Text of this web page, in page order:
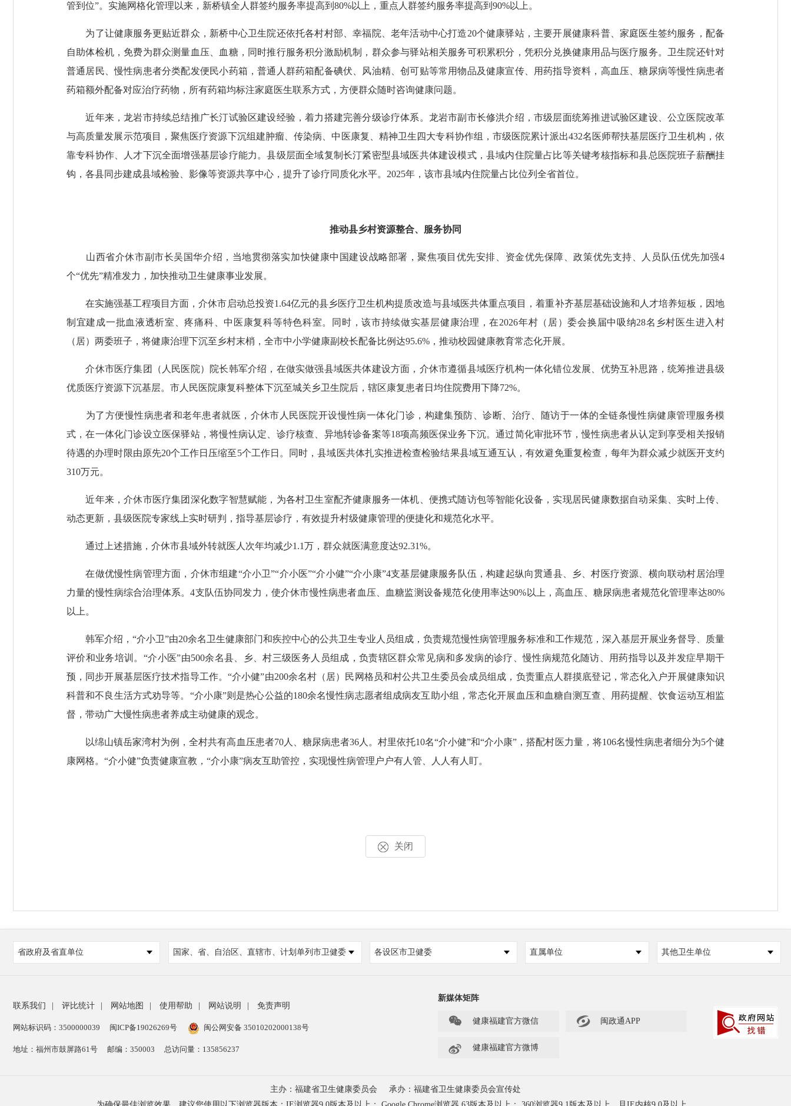
管到位”。实施网格化管理以来，新桥镇全人群签约服务率提高到80%以上，重点人群签约服务率提高到90%以上。
为了让健康服务更贴近群众，新桥中心卫生院还依托各村村部、幸福院、老年活动中心打造20个健康驿站，主要开展健康科普、家庭医生签约服务，配备
自助体检机，免费为群众测量血压、血糖，同时推行服务积分激励机制，群众参与驿站相关服务可积累积分，凭积分兑换健康用品与医疗服务。卫生院还针对
普通居民、慢性病患者分类配发便民小药箱，普通人群药箱配备碘伏、风油精、创可贴等常用物品及健康宣传、用药指导资料，高血压、糖尿病等慢性病患者
药箱额外配备对应治疗药物，所有药箱均标注家庭医生联系方式，方便群众随时咨询健康问题。
近年来，龙岩市持续总结推广长汀试验区建设经验，着力搭建完善分级诊疗体系。龙岩市副市长修洪介绍，市级层面统筹推进试验区建设、公立医院改革
与高质量发展示范项目，聚焦医疗资源下沉组建肿瘤、传染病、中医康复、精神卫生四大专科协作组，市级医院累计派出432名医师帮扶基层医疗卫生机构，依
靠专科协作、人才下沉全面增强基层诊疗能力。县级层面全域复制长汀紧密型县域医共体建设模式，县域内住院量占比等关键考核指标和县总医院班子薪酬挂
钩，各县同步建成县域检验、影像等资源共享中心，提升了诊疗同质化水平。2025年，该市县域内住院量占比位列全省首位。
推动县乡村资源整合、服务协同
山西省介休市副市长吴国华介绍，当地贯彻落实加快健康中国建设战略部署，聚焦项目优先安排、资金优先保障、政策优先支持、人员队伍优先加强4
个“优先”精准发力，加快推动卫生健康事业发展。
在实施强基工程项目方面，介休市启动总投资1.64亿元的县乡医疗卫生机构提质改造与县域医共体重点项目，着重补齐基层基础设施和人才培养短板，因地
制宜建成一批血液透析室、疼痛科、中医康复科等特色科室。同时，该市持续做实基层健康治理，在2026年村（居）委会换届中吸纳28名乡村医生进入村
（居）两委班子，将健康治理下沉至乡村末梢，全市中小学健康副校长配备比例达95.6%，推动校园健康教育常态化开展。
介休市医疗集团（人民医院）院长韩军介绍，在做实做强县域医共体建设方面，介休市遵循县域医疗机构一体化错位发展、优势互补思路，统筹推进县级
优质医疗资源下沉基层。市人民医院康复科整体下沉至城关乡卫生院后，辖区康复患者日均住院费用下降72%。
为了方便慢性病患者和老年患者就医，介休市人民医院开设慢性病一体化门诊，构建集预防、诊断、治疗、随访于一体的全链条慢性病健康管理服务模
式，在一体化门诊设立医保驿站，将慢性病认定、诊疗核查、异地转诊备案等18项高频医保业务下沉。通过简化审批环节，慢性病患者从认定到享受相关报销
待遇的办理时限由原先20个工作日压缩至5个工作日。同时，县域医共体扎实推进检查检验结果县域互通互认，有效避免重复检查，每年为群众减少就医开支约
310万元。
近年来，介休市医疗集团深化数字智慧赋能，为各村卫生室配齐健康服务一体机、便携式随访包等智能化设备，实现居民健康数据自动采集、实时上传、
动态更新，县级医院专家线上实时研判，指导基层诊疗，有效提升村级健康管理的便捷化和规范化水平。
通过上述措施，介休市县域外转就医人次年均减少1.1万，群众就医满意度达92.31%。
在做优慢性病管理方面，介休市组建“介小卫”“介小医”“介小健”“介小康”4支基层健康服务队伍，构建起纵向贯通县、乡、村医疗资源、横向联动村居治理
力量的慢性病综合治理体系。4支队伍协同发力，使介休市慢性病患者血压、血糖监测设备规范化使用率达90%以上，高血压、糖尿病患者规范化管理率达80%
以上。
韩军介绍，“介小卫”由20余名卫生健康部门和疾控中心的公共卫生专业人员组成，负责规范慢性病管理服务标准和工作规范，深入基层开展业务督导、质量
评价和业务培训。“介小医”由500余名县、乡、村三级医务人员组成，负责辖区群众常见病和多发病的诊疗、慢性病规范化随访、用药指导以及并发症早期干
预，同步开展基层医疗技术指导工作。“介小健”由200余名村（居）民网格员和村公共卫生委员会成员组成，负责重点人群摸底登记，常态化入户开展健康知识
科普和不良生活方式劝导等。“介小康”则是热心公益的180余名慢性病志愿者组成病友互助小组，常态化开展血压和血糖自测互查、用药提醒、饮食运动互相监
督，带动广大慢性病患者养成主动健康的观念。
以绵山镇岳家湾村为例，全村共有高血压患者70人、糖尿病患者36人。村里依托10名“介小健”和“介小康”，搭配村医力量，将106名慢性病患者细分为5个健
康网格。“介小健”负责健康宣教，“介小康”病友互助管控，实现慢性病管理户户有人管、人人有人盯。
关闭
省政府及省直单位 国家、省、自治区、直辖市、计划单列市卫健委 各设区市卫健委 直属单位 其他卫生单位
联系我们 评比统计 网站地图 使用帮助 网站说明 免责声明
网站标识码：3500000039 闽ICP备19026269号 闽公网安备 35010202000138号
地址：福州市鼓屏路61号 邮编：350003 总访问量： 135856237
新媒体矩阵
 健康福建官方微信  闽政通APP
 健康福建官方微博
主办：福建省卫生健康委员会
承办：福建省卫生健康委员会宣传处